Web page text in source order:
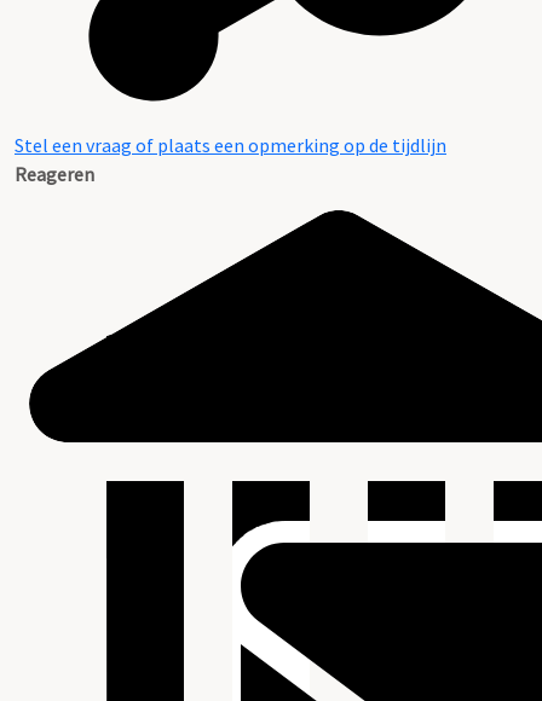
Stel een vraag of plaats een opmerking op de tijdlijn
Reageren